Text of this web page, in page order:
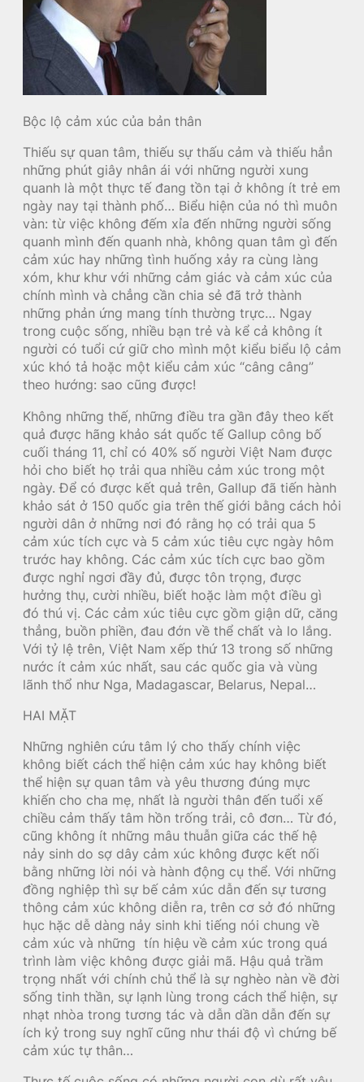
Bộc lộ cảm xúc của bản thân
Thiếu sự quan tâm, thiếu sự thấu cảm và thiếu hẳn
những phút giây nhân ái với những người xung
quanh là một thực tế đang tồn tại ở không ít trẻ em
ngày nay tại thành phố… Biểu hiện của nó thì muôn
vàn: từ việc không đếm xỉa đến những người sống
quanh mình đến quanh nhà, không quan tâm gì đến
cảm xúc hay những tình huống xảy ra cùng làng
xóm, khư khư với những cảm giác và cảm xúc của
chính mình và chẳng cần chia sẻ đã trở thành
những phản ứng mang tính thường trực… Ngay
trong cuộc sống, nhiều bạn trẻ và kể cả không ít
người có tuổi cứ giữ cho mình một kiểu biểu lộ cảm
xúc khó tả hoặc một kiểu cảm xúc “câng câng”
theo hướng: sao cũng được!
Không những thế, những điều tra gần đây theo kết
quả được hãng khảo sát quốc tế Gallup công bố
cuối tháng 11, chỉ có 40% số người Việt Nam được
hỏi cho biết họ trải qua nhiều cảm xúc trong một
ngày. Để có được kết quả trên, Gallup đã tiến hành
khảo sát ở 150 quốc gia trên thế giới bằng cách hỏi
người dân ở những nơi đó rằng họ có trải qua 5
cảm xúc tích cực và 5 cảm xúc tiêu cực ngày hôm
trước hay không. Các cảm xúc tích cực bao gồm
được nghỉ ngơi đầy đủ, được tôn trọng, được
hưởng thụ, cười nhiều, biết hoặc làm một điều gì
đó thú vị. Các cảm xúc tiêu cực gồm giận dữ, căng
thẳng, buồn phiền, đau đớn về thể chất và lo lắng.
Với tỷ lệ trên, Việt Nam xếp thứ 13 trong số những
nước ít cảm xúc nhất, sau các quốc gia và vùng
lãnh thổ như Nga, Madagascar, Belarus, Nepal…
HAI MẶT
Những nghiên cứu tâm lý cho thấy chính việc
không biết cách thể hiện cảm xúc hay không biết
thể hiện sự quan tâm và yêu thương đúng mực
khiến cho cha mẹ, nhất là người thân đến tuổi xế
chiều cảm thấy tâm hồn trống trải, cô đơn… Từ đó,
cũng không ít những mâu thuẫn giữa các thế hệ
nảy sinh do sợ dây cảm xúc không được kết nối
bằng những lời nói và hành động cụ thể. Với những
đồng nghiệp thì sự bế cảm xúc dẫn đến sự tương
thông cảm xúc không diễn ra, trên cơ sở đó những
hục hặc dễ dàng nảy sinh khi tiếng nói chung về
cảm xúc và những tín hiệu về cảm xúc trong quá
trình làm việc không được giải mã. Hậu quả trầm
trọng nhất với chính chủ thể là sự nghèo nàn về đời
sống tinh thần, sự lạnh lùng trong cách thể hiện, sự
nhạt nhòa trong tương tác và dẫn dần dẫn đến sự
ích kỷ trong suy nghĩ cũng như thái độ vì chứng bế
cảm xúc tự thân…